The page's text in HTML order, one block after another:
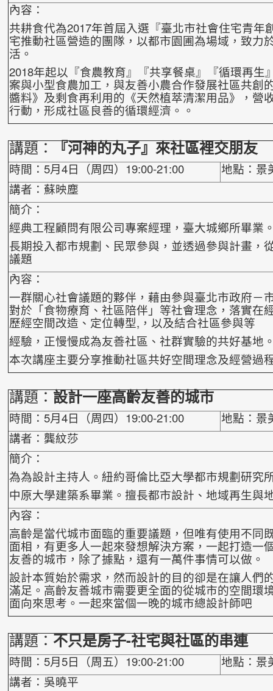
內容：
共耕食代為2017年首屆入選『臺北市社會住宅青年
宅推動社區營造的團隊，以都市園圃為場域，致力
活。
2018年起以『食農教育』『共享餐桌』『循環再生
案與小型食農加工，與友善小農合作發展社區共創
醬料》及剩食再利用的《天然植萃清潔用品》，營
行動，形成社區良善的循環經濟。。
講題：『河神的丸子』來社區裡交朋友
時間：5月4日（周四）19:00-21:00
地點：景
講者：蘇映塵
簡介：
經典工程顧問有限公司專案經理，臺大城鄉所畢業
長期投入都市規劃、民眾參與，並透過參與計畫，
議題
內容：
一群關心社會議題的夥伴，藉由參與臺北市政府－
對於「食物療育、社區陪伴」等社會理念，落實在
歷經空間改造、定位轉型,，以及結合社區參與等
經驗，正慢慢成為友善社區、社群實驗的共好基地
本次講座主要分享推動社區共好空間理念及經營過
講題：設計一座高齡友善的城市
時間：5月4日（周四）19:00-21:00
地點：景
講者：龔紋莎
簡介：
為為設計主持人。紐約哥倫比亞大學都市規劃研究
中原大學建築系畢業。擅長都市設計、地域再生與
內容：
高齡是當代城市面臨的重要議題，但唯有使用不同
面相，有更多人一起來發想解決方案，一起打造一
友善的城市，除了據點，還有一萬件事情可以做。
設計本質始於需求，然而設計的目的卻是在讓人們
滿足。高齡友善城市需要更全面的從城市的空間環
面向來思考。一起來當個一晚的城市總設計師吧
講題：不只是房子-社宅與社區的串連
時間：5月5日（周五）19:00-21:00
地點：景
講者：吳曉平